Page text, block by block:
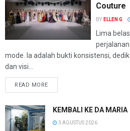
Couture
BY ELLEN G
Lima
mode. Ia adalah bukti konsistensi,
dan visi...
READ MORE
KEMBALI KE DA MARIA
3 AGUSTUS 2026